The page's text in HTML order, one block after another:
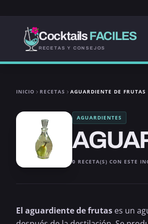
CocktailsFACILES
RECETAS Y CONSEJOS
INICIO RECETAS AGUARDIENTE DE FRUTAS
AGUARDIENTES
0 RECETA(S) CON ESTE
El aguardiente de frutas es un